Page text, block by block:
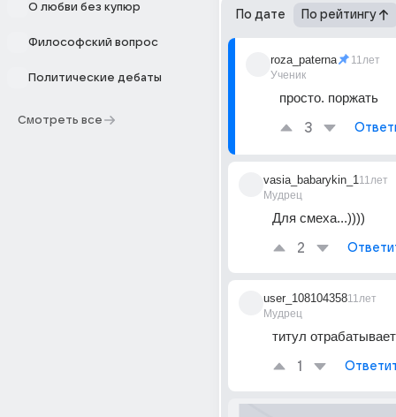
О любви без купюр
Философский вопрос
Политические дебаты
Смотреть все
По дате По рейтингу
roza_paterna
Ученик
11лет
просто. поржать
3
vasia_babarykin_1
Мудрец
11лет
Для смеха...))))
2
user_108104358
Мудрец
11лет
титул отрабатывает
1